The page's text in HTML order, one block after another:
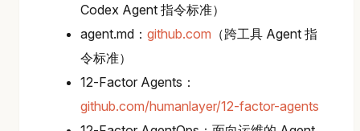
Codex Agent 指令标准）
agent.md： github.com （跨工具 Agent 指
令标准）
12-Factor Agents：
github.com/humanlayer/12-factor-agents